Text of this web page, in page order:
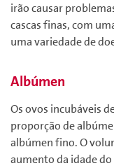
irão causar
cascas finas, com
uma variedade de
Albúmen
Os ovos incubáveis
proporção de
albúmen fino. O
aumento da idade